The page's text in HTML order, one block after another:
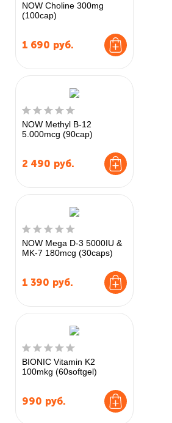
NOW Choline 300mg
(100cap)
1 690 руб.
NOW Methyl B-12
5.000mcg (90cap)
2 490 руб.
NOW Mega D-3 5000IU &
MK-7 180mcg (30caps)
1 390 руб.
BIONIC Vitamin K2
100mkg (60softgel)
990 руб.